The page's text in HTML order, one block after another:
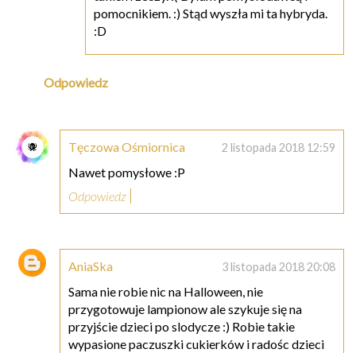
pomocnikiem. :) Stąd wyszła mi ta hybryda.
:D
Odpowiedz
Tęczowa Ośmiornica 2 listopada 2018 12:59
Nawet pomysłowe :P
Odpowiedz
AniaSka 3 listopada 2018 20:08
Sama nie robie nic na Halloween, nie
przygotowuje lampionow ale szykuje się na
przyjście dzieci po slodycze :) Robie takie
wypasione paczuszki cukierków i radośc dzieci